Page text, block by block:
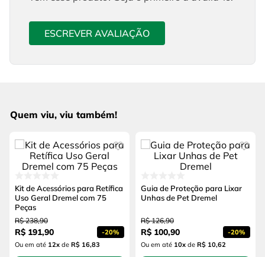
ESCREVER AVALIAÇÃO
Quem viu, viu também!
Kit de Acessórios para Retífica
Uso Geral Dremel com 75
Peças
R$ 238,90
R$ 191,90 -20%
Ou em até 12x de R$ 16,83
Guia de Proteção para Lixar
Unhas de Pet Dremel
R$ 126,90
R$ 100,90 -20%
Ou em até 10x de R$ 10,62